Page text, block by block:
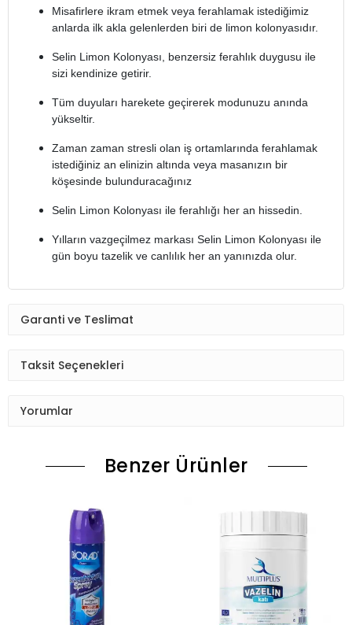
Misafirlere ikram etmek veya ferahlamak istediğimiz
anlarda ilk akla gelenlerden biri de limon kolonyasıdır.
Selin Limon Kolonyası, benzersiz ferahlık duygusu ile
sizi kendinize getirir.
Tüm duyuları harekete geçirerek modunuzu anında
yükseltir.
Zaman zaman stresli olan iş ortamlarında ferahlamak
istediğiniz an elinizin altında veya masanızın bir
köşesinde bulunduracağınız
Selin Limon Kolonyası ile ferahlığı her an hissedin.
Yılların vazgeçilmez markası Selin Limon Kolonyası ile
gün boyu tazelik ve canlılık her an yanınızda olur.
Garanti ve Teslimat
Taksit Seçenekleri
Yorumlar
Benzer Ürünler